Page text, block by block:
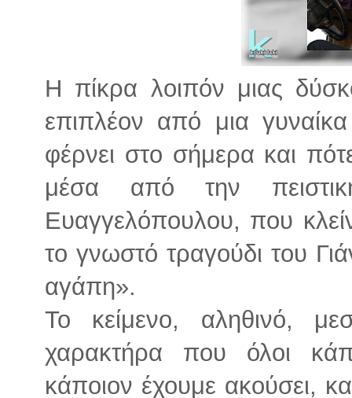
Η πίκρα λοιπόν μιας
επιπλέον από μια
φέρνει στο σήμερα και
μέσα από την
Ευαγγελόπουλου, που
το γνωστό τραγούδι του
αγάπη».
Το κείμενο, αληθινό,
χαρακτήρα που όλοι
κάποιον έχουμε ακούσει,